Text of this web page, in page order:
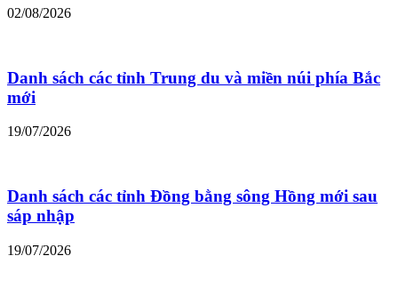
02/08/2026
Danh sách các tỉnh Trung du và miền núi phía Bắc
mới
19/07/2026
Danh sách các tỉnh Đồng bằng sông Hồng mới sau
sáp nhập
19/07/2026